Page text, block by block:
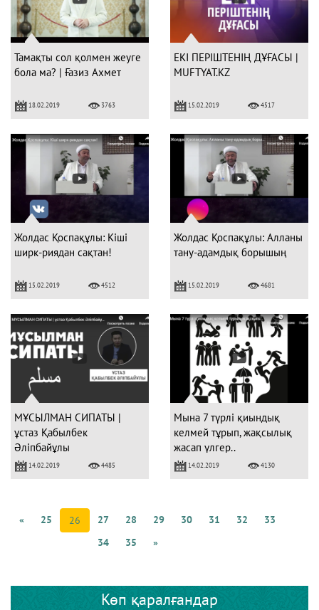
Тамақты сол қолмен жеуге
бола ма? | Ғазиз Ахмет
18.02.2019 3763
ЕКІ ПЕРІШТЕНІҢ ДҰҒАСЫ |
MUFTYAT.KZ
15.02.2019 4517
Жолдас Қоспақұлы: Кіші
ширк-риядан сақтан!
15.02.2019 4512
Жолдас Қоспақұлы: Алланы
тану-адамдық борышың
15.02.2019 4681
МҰСЫЛМАН СИПАТЫ |
ұстаз Қабылбек
Әліпбайұлы
14.02.2019 4485
Мына 7 түрлі қиындық
келмей тұрып, жақсылық
жасап үлгер..
14.02.2019 4130
« 25 26 27 28 29 30 31 32
33
34
35 »
Көп қаралғандар